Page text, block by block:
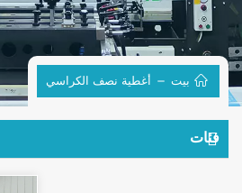
بيت أغطية نصف الكراسي
فئات